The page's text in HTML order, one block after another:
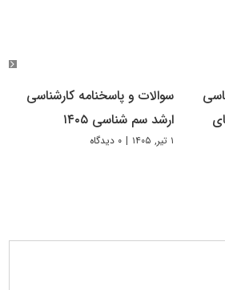
سوالات و پاسخنامه کارشناسی
ارشد سم شناسی ۱۴۰۵
۱ تیر, ۱۴۰۵ | ۰ دیدگاه